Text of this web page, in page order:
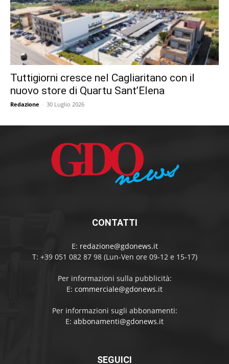
Tuttigiorni cresce nel Cagliaritano con il
nuovo store di Quartu Sant’Elena
Redazione - 30 Luglio 2026
CONTATTI
E: redazione@gdonews.it
T: +39 051 082 87 98 (Lun-Ven ore 09-12 e 15-17)
Per informazioni sulla pubblicità:
E: commerciale@gdonews.it
Per informazioni sugli abbonamenti:
E: abbonamenti@gdonews.it
SEGUICI